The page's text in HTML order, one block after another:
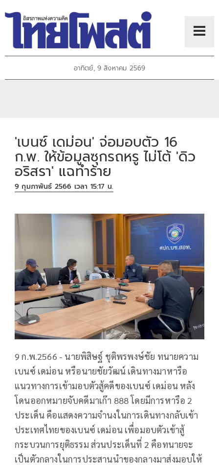
อาทิตย์, 9 สิงหาคม 2569
'เบนซ์ เดม่อน' จ่อมอบตัว 16
ก.พ. ให้ข้อมูลซุกรถหรู ไม่โต้ 'ดิว
อริสรา' แฉทำร้าย
9 กุมภาพันธ์ 2566 เวลา 15:17 น.
9 ก.พ.2566 - นายพิสิษฐ์ ชุติพรพงษ์ชัย ทนายความ
เบนซ์ เดม่อน หรือนายชัยวัฒน์ เดินทางมาหารือ
แนวทางการเข้ามอบตัวสู้คดีของเบนซ์ เดม่อน หลัง
โดนออกหมายจับคดีมาเก๊า 888 โดยมีการหารือ 2
ประเด็น คือแสดงความจำนงในการเดินทางกลับเข้า
ประเทศไทยของเบนซ์ เดม่อน เพื่อมอบตัวเข้าสู้
กระบวนการยุติธรรม ส่วนประเด็นที่ 2 คือทนายจะ
เป็นตัวกลางในการประสานนำของกลางมาส่งมอบให้